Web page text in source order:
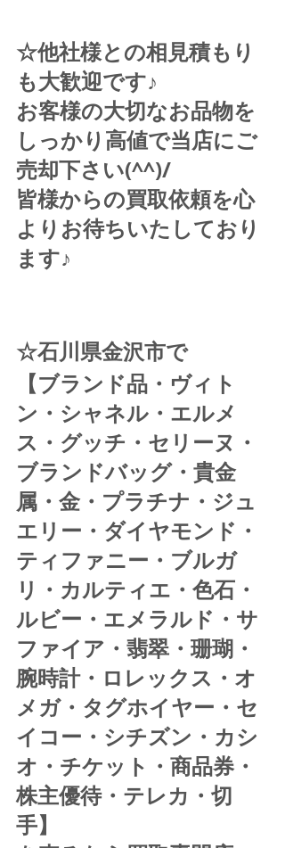
☆他社様との相見積もり
も大歓迎です♪
お客様の大切なお品物を
しっかり高値で当店にご
売却下さい(^^)/
皆様からの買取依頼を心
よりお待ちいたしており
ます♪
☆石川県金沢市で
【ブランド品・ヴィト
ン・シャネル・エルメ
ス・グッチ・セリーヌ・
ブランドバッグ・貴金
属・金・プラチナ・ジュ
エリー・ダイヤモンド・
ティファニー・ブルガ
リ・カルティエ・色石・
ルビー・エメラルド・サ
ファイア・翡翠・珊瑚・
腕時計・ロレックス・オ
メガ・タグホイヤー・セ
イコー・シチズン・カシ
オ・チケット・商品券・
株主優待・テレカ・切
手】